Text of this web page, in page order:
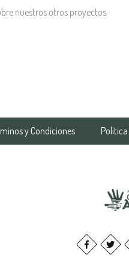
nuestros otros proyectos.
y Condiciones